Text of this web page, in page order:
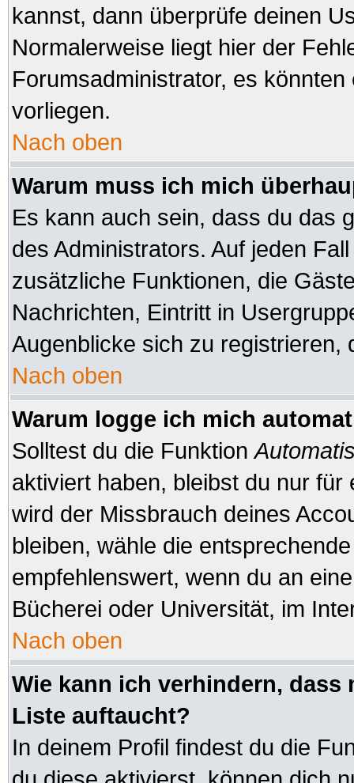
kannst, dann überprüfe deinen
Normalerweise liegt hier der
Forumsadministrator, es
vorliegen.
Nach oben
Warum muss ich mich
Es kann auch sein, dass du das
des Administrators. Auf jeden
zusätzliche Funktionen, die
Nachrichten, Eintritt in
Augenblicke sich zu registrieren,
Nach oben
Warum logge ich mich
Solltest du die Funktion
aktiviert haben, bleibst du nur
wird der Missbrauch deines
bleiben, wähle die
empfehlenswert, wenn du an
Bücherei oder Universität, im
Nach oben
Wie kann ich verhindern, dass
Liste auftaucht?
In deinem Profil findest du die